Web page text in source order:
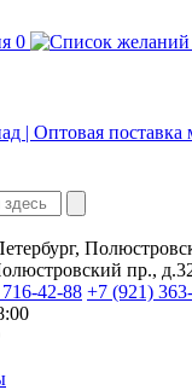
0
пр.,
42-88 +7 (921)